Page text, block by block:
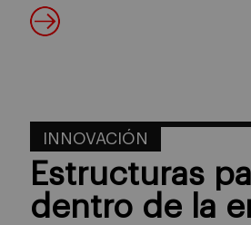
INNOVACIÓN
Estructuras
dentro de la